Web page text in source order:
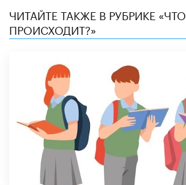
ЧИТАЙТЕ ТАКЖЕ В РУБРИКЕ «ЧТО
ПРОИСХОДИТ?»